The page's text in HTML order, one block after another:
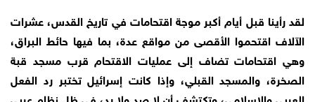
لقد رأينا قبل أيام أكبر موجة اقتحامات في تاريخ القدس، عشرات
الآلاف اقتحموا الأقصى من مواقع عدة، بما فيها حائط البراق،
وهي اقتحامات تضاف إلى عمليات الاقتحام قرب مسجد قبة
الصخرة، والمسجد القبلي، وإذا كانت إسرائيل تختبر رد الفعل